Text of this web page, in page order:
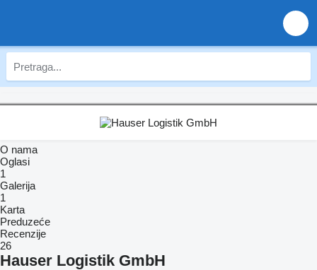
O nama
Oglasi
1
Galerija
1
Karta
Preduzeće
Recenzije
26
Hauser Logistik GmbH